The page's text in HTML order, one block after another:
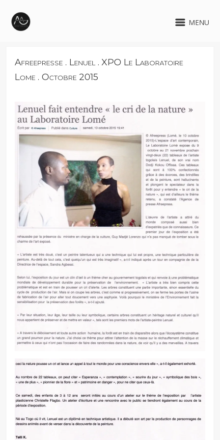
MENU
Afreepresse . Lenuel . XPO Le Laboratoire
Lome . Octobre 2015